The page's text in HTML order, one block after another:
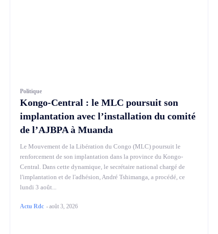
Politique
Kongo-Central : le MLC poursuit son
implantation avec l’installation du comité
de l’AJBPA à Muanda
Le Mouvement de la Libération du Congo (MLC) poursuit le
renforcement de son implantation dans la province du Kongo-
Central. Dans cette dynamique, le secrétaire national chargé de
l'implantation et de l'adhésion, André Tshimanga, a procédé, ce
lundi 3 août...
Actu Rdc -août 3, 2026